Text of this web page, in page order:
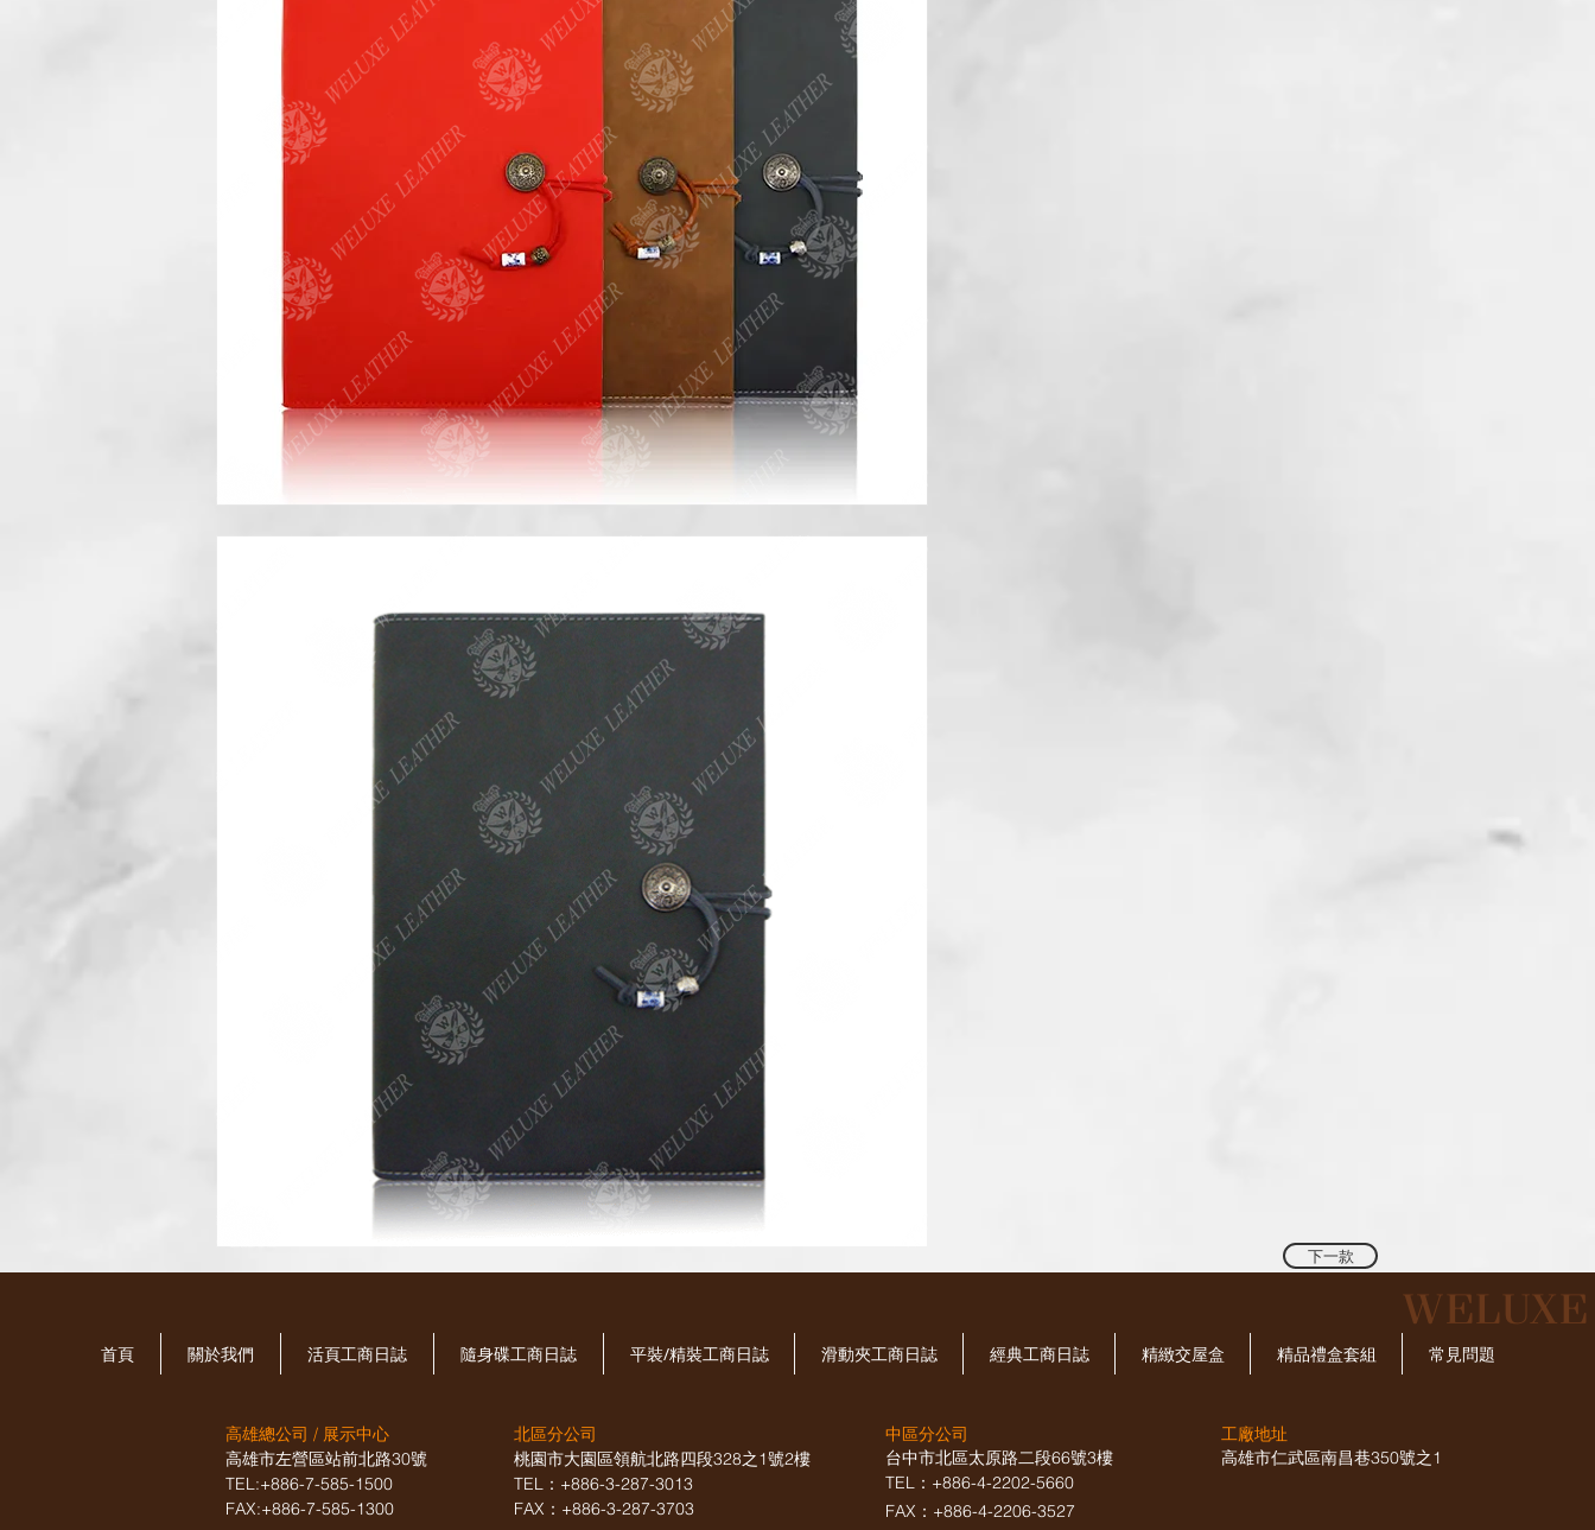
下一款
首頁 關於我們 活頁工商日誌 ​隨身碟工商日誌 平裝/精裝工商日誌 滑動夾工商日誌 經典工商日誌 精緻交屋盒 精品禮盒套組 常見問題
高雄總公司 / 展示中心
高雄市左營區站前北路30號
TEL:+886-7-585-1500
FAX:+886-7-585-1300
北區分公司
桃園市大園區領航北路四段328之1號2樓
TEL：+886-3-287-3013
FAX ： +886-3-287-3703
中區分公司
台中市北區太原路二段66號3樓
TEL：+886-4-2202-5660
FAX：+886-4-2206-3527
工廠地址
高雄市仁武區南昌巷350號之1